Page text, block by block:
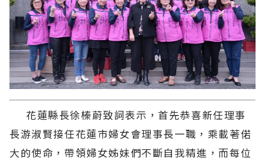
花蓮縣長徐榛蔚致詞表示，首先恭喜新任理事
長游淑賢接任花蓮市婦女會理事長一職，乘載著偌
大的使命，帶領婦女姊妹們不斷自我精進，而每位